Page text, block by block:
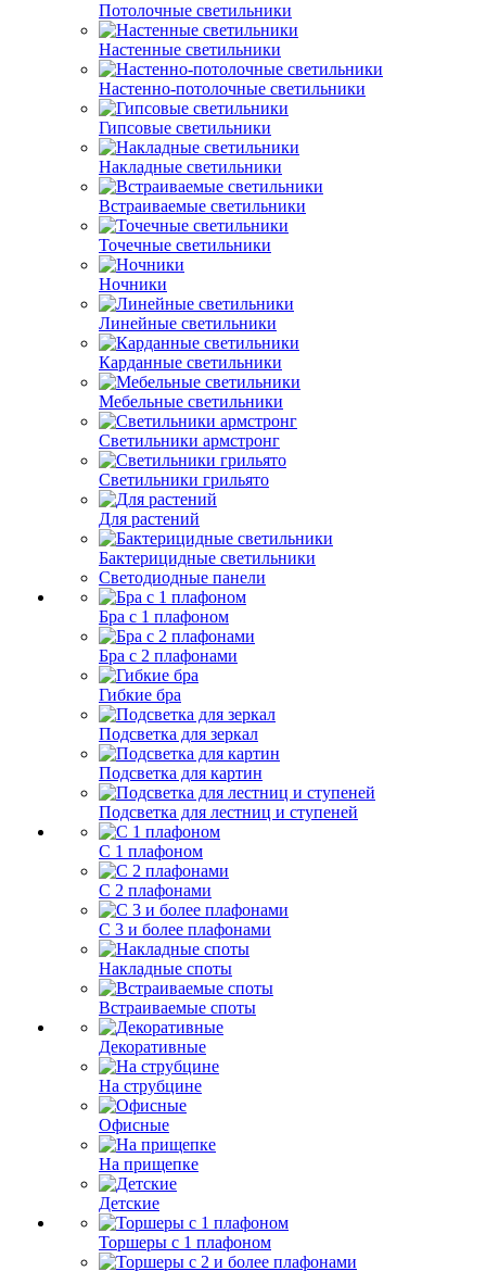
Потолочные светильники
Настенные светильники
Настенно-потолочные светильники
Гипсовые светильники
Накладные светильники
Встраиваемые светильники
Точечные светильники
Ночники
Линейные светильники
Карданные светильники
Мебельные светильники
Светильники армстронг
Светильники грильято
Для растений
Бактерицидные светильники
Светодиодные панели
Бра с 1 плафоном
Бра с 2 плафонами
Гибкие бра
Подсветка для зеркал
Подсветка для картин
Подсветка для лестниц и ступеней
С 1 плафоном
С 2 плафонами
С 3 и более плафонами
Накладные споты
Встраиваемые споты
Декоративные
На струбцине
Офисные
На прищепке
Детские
Торшеры с 1 плафоном